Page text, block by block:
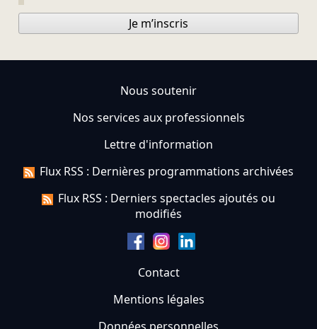
Je m’inscris
Nous soutenir
Nos services aux professionnels
Lettre d'information
Flux RSS : Dernières programmations archivées
Flux RSS : Derniers spectacles ajoutés ou
modifiés
Contact
Mentions légales